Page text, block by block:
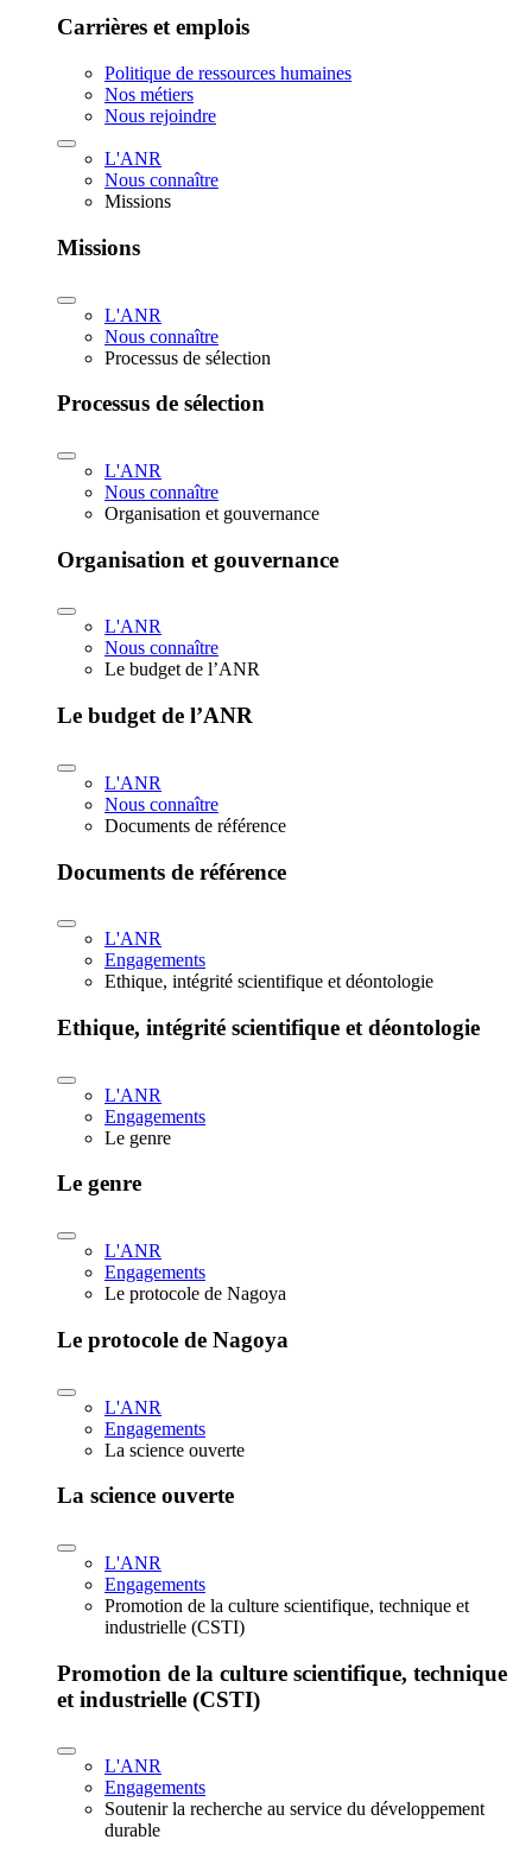
Carrières et emplois
Politique de ressources humaines
Nos métiers
Nous rejoindre
L'ANR
Nous connaître
Missions
Missions
L'ANR
Nous connaître
Processus de sélection
Processus de sélection
L'ANR
Nous connaître
Organisation et gouvernance
Organisation et gouvernance
L'ANR
Nous connaître
Le budget de l’ANR
Le budget de l’ANR
L'ANR
Nous connaître
Documents de référence
Documents de référence
L'ANR
Engagements
Ethique, intégrité scientifique et déontologie
Ethique, intégrité scientifique et déontologie
L'ANR
Engagements
Le genre
Le genre
L'ANR
Engagements
Le protocole de Nagoya
Le protocole de Nagoya
L'ANR
Engagements
La science ouverte
La science ouverte
L'ANR
Engagements
Promotion de la culture scientifique, technique et
industrielle (CSTI)
Promotion de la culture scientifique, technique
et industrielle (CSTI)
L'ANR
Engagements
Soutenir la recherche au service du développement
durable